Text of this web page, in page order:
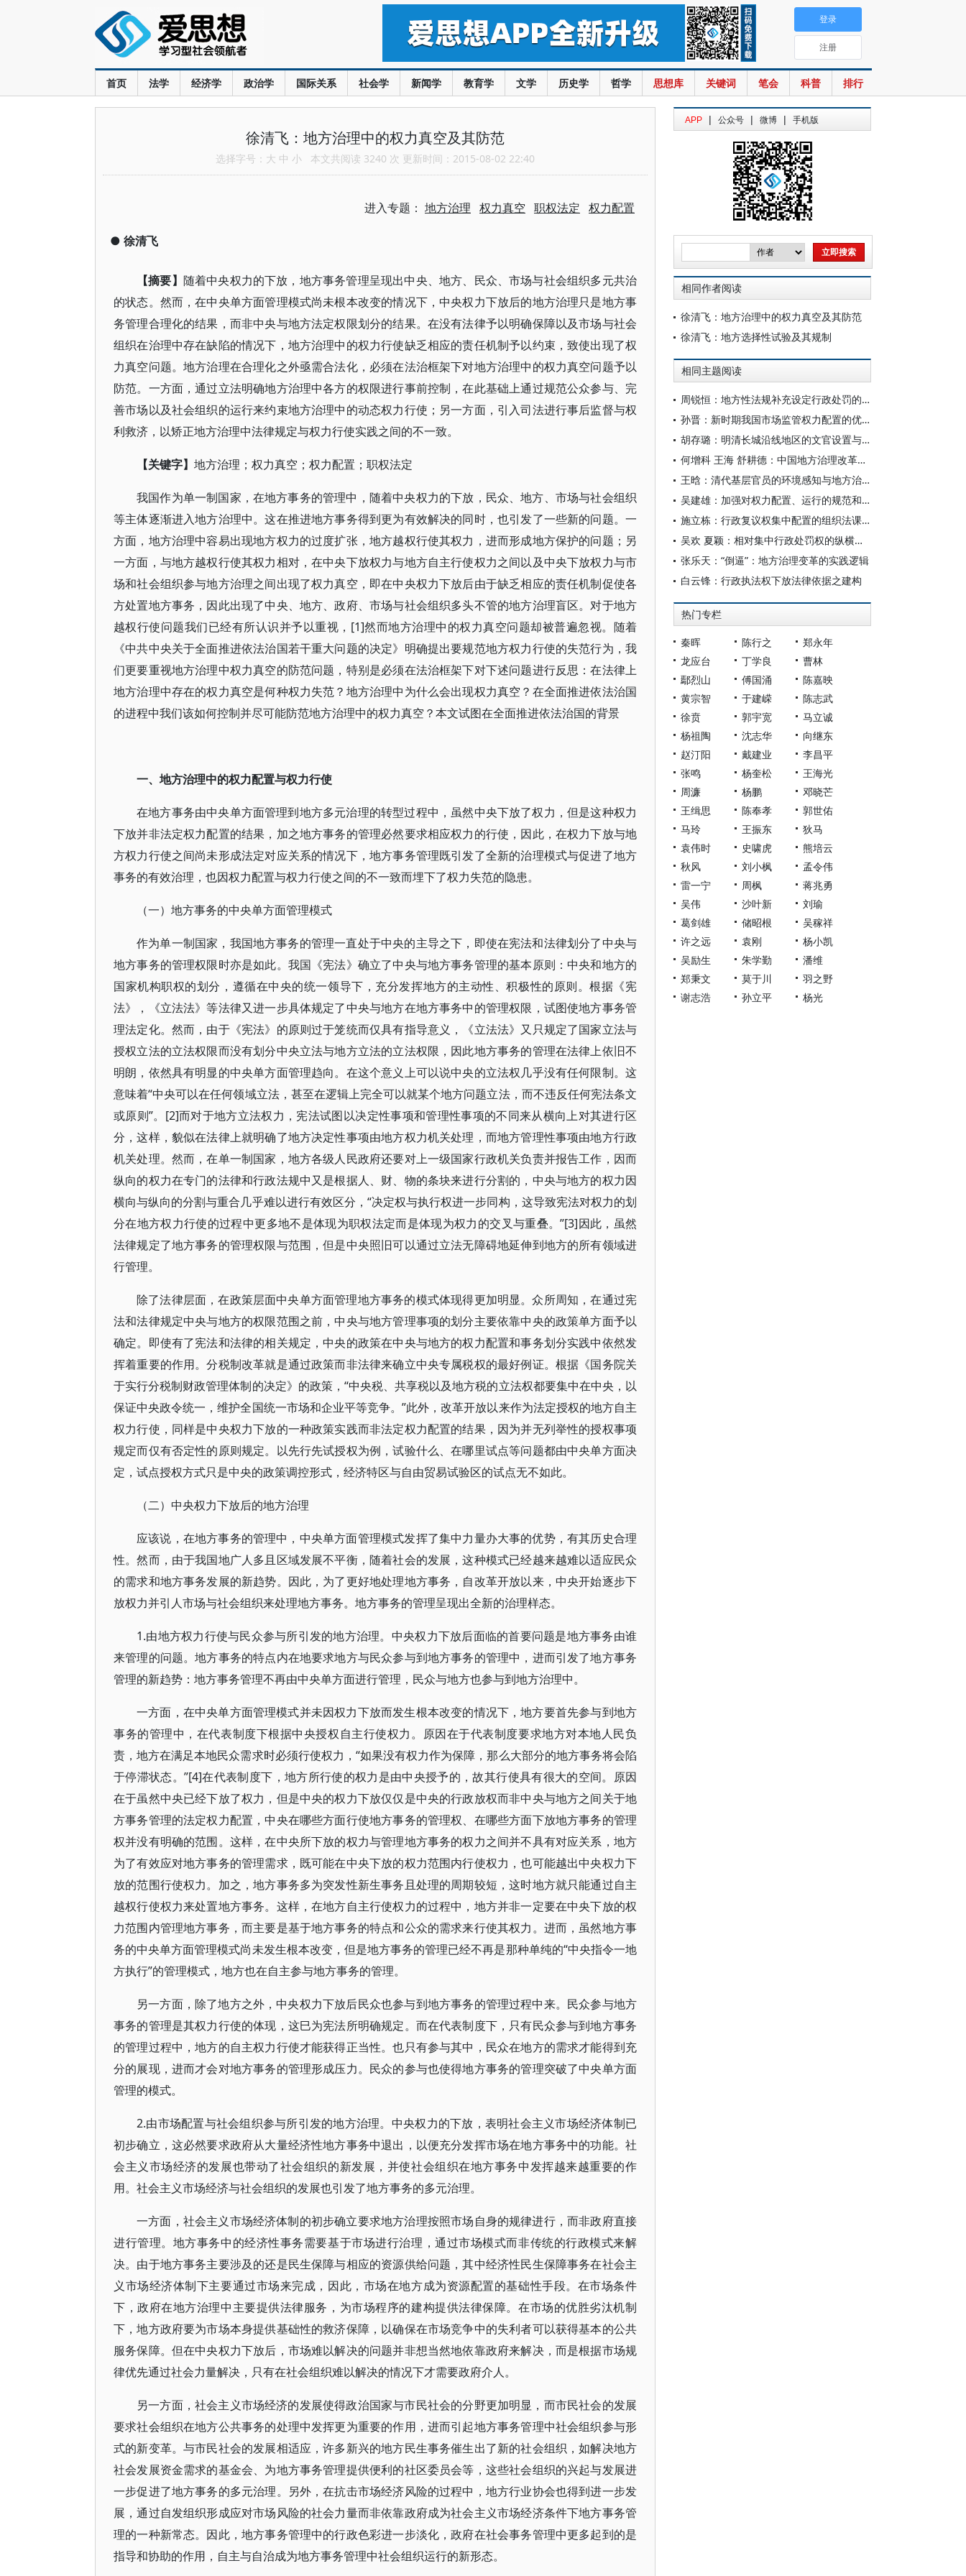
首页 法学 经济学 政治学 国际关系 社会学 新闻学 教育学 文学 历史学 哲学 思想库 关键词 笔会 科普 排行
登录
注册
徐清飞：地方治理中的权力真空及其防范
选择字号： 大 中 小 本文共阅读 3240 次 更新时间：2015-08-02 22:40
进入专题： 地方治理 权力真空 职权法定 权力配置
● 徐清飞
【摘要】 随着中央权力的下放，地方事务管理呈现出中央、地方、民众、市场与社会组织多元共治
的状态。然而，在中央单方面管理模式尚未根本改变的情况下，中央权力下放后的地方治理只是地方事
务管理合理化的结果，而非中央与地方法定权限划分的结果。在没有法律予以明确保障以及市场与社会
组织在治理中存在缺陷的情况下，地方治理中的权力行使缺乏相应的责任机制予以约束，致使出现了权
力真空问题。地方治理在合理化之外亟需合法化，必须在法治框架下对地方治理中的权力真空问题予以
防范。一方面，通过立法明确地方治理中各方的权限进行事前控制，在此基础上通过规范公众参与、完
善市场以及社会组织的运行来约束地方治理中的动态权力行使；另一方面，引入司法进行事后监督与权
利救济，以矫正地方治理中法律规定与权力行使实践之间的不一致。
【关键字】 地方治理；权力真空；权力配置；职权法定
我国作为单一制国家，在地方事务的管理中，随着中央权力的下放，民众、地方、市场与社会组织
等主体逐渐进入地方治理中。这在推进地方事务得到更为有效解决的同时，也引发了一些新的问题。一
方面，地方治理中容易出现地方权力的过度扩张，地方越权行使其权力，进而形成地方保护的问题；另
一方面，与地方越权行使其权力相对，在中央下放权力与地方自主行使权力之间以及中央下放权力与市
场和社会组织参与地方治理之间出现了权力真空，即在中央权力下放后由于缺乏相应的责任机制促使各
方处置地方事务，因此出现了中央、地方、政府、市场与社会组织多头不管的地方治理盲区。对于地方
越权行使问题我们已经有所认识并予以重视，[1]然而地方治理中的权力真空问题却被普遍忽视。随着
《中共中央关于全面推进依法治国若干重大问题的决定》明确提出要规范地方权力行使的失范行为，我
们更要重视地方治理中权力真空的防范问题，特别是必须在法治框架下对下述问题进行反思：在法律上
地方治理中存在的权力真空是何种权力失范？地方治理中为什么会出现权力真空？在全面推进依法治国
的进程中我们该如何控制并尽可能防范地方治理中的权力真空？本文试图在全面推进依法治国的背景
一、地方治理中的权力配置与权力行使
在地方事务由中央单方面管理到地方多元治理的转型过程中，虽然中央下放了权力，但是这种权力
下放并非法定权力配置的结果，加之地方事务的管理必然要求相应权力的行使，因此，在权力下放与地
方权力行使之间尚未形成法定对应关系的情况下，地方事务管理既引发了全新的治理模式与促进了地方
事务的有效治理，也因权力配置与权力行使之间的不一致而埋下了权力失范的隐患。
（一）地方事务的中央单方面管理模式
作为单一制国家，我国地方事务的管理一直处于中央的主导之下，即使在宪法和法律划分了中央与
地方事务的管理权限时亦是如此。我国《宪法》确立了中央与地方事务管理的基本原则：中央和地方的
国家机构职权的划分，遵循在中央的统一领导下，充分发挥地方的主动性、积极性的原则。根据《宪
法》，《立法法》等法律又进一步具体规定了中央与地方在地方事务中的管理权限，试图使地方事务管
理法定化。然而，由于《宪法》的原则过于笼统而仅具有指导意义，《立法法》又只规定了国家立法与
授权立法的立法权限而没有划分中央立法与地方立法的立法权限，因此地方事务的管理在法律上依旧不
明朗，依然具有明显的中央单方面管理趋向。在这个意义上可以说中央的立法权几乎没有任何限制。这
意味着“中央可以在任何领域立法，甚至在逻辑上完全可以就某个地方问题立法，而不违反任何宪法条文
或原则”。[2]而对于地方立法权力，宪法试图以决定性事项和管理性事项的不同来从横向上对其进行区
分，这样，貌似在法律上就明确了地方决定性事项由地方权力机关处理，而地方管理性事项由地方行政
机关处理。然而，在单一制国家，地方各级人民政府还要对上一级国家行政机关负责并报告工作，因而
纵向的权力在专门的法律和行政法规中又是根据人、财、物的条块来进行分割的，中央与地方的权力因
横向与纵向的分割与重合几乎难以进行有效区分，“决定权与执行权进一步同构，这导致宪法对权力的划
分在地方权力行使的过程中更多地不是体现为职权法定而是体现为权力的交叉与重叠。”[3]因此，虽然
法律规定了地方事务的管理权限与范围，但是中央照旧可以通过立法无障碍地延伸到地方的所有领域进
行管理。
除了法律层面，在政策层面中央单方面管理地方事务的模式体现得更加明显。众所周知，在通过宪
法和法律规定中央与地方的权限范围之前，中央与地方管理事项的划分主要依靠中央的政策单方面予以
确定。即使有了宪法和法律的相关规定，中央的政策在中央与地方的权力配置和事务划分实践中依然发
挥着重要的作用。分税制改革就是通过政策而非法律来确立中央专属税权的最好例证。根据《国务院关
于实行分税制财政管理体制的决定》的政策，“中央税、共享税以及地方税的立法权都要集中在中央，以
保证中央政令统一，维护全国统一市场和企业平等竞争。”此外，改革开放以来作为法定授权的地方自主
权力行使，同样是中央权力下放的一种政策实践而非法定权力配置的结果，因为并无列举性的授权事项
规定而仅有否定性的原则规定。以先行先试授权为例，试验什么、在哪里试点等问题都由中央单方面决
定，试点授权方式只是中央的政策调控形式，经济特区与自由贸易试验区的试点无不如此。
（二）中央权力下放后的地方治理
应该说，在地方事务的管理中，中央单方面管理模式发挥了集中力量办大事的优势，有其历史合理
性。然而，由于我国地广人多且区域发展不平衡，随着社会的发展，这种模式已经越来越难以适应民众
的需求和地方事务发展的新趋势。因此，为了更好地处理地方事务，自改革开放以来，中央开始逐步下
放权力并引人市场与社会组织来处理地方事务。地方事务的管理呈现出全新的治理样态。
1.由地方权力行使与民众参与所引发的地方治理。中央权力下放后面临的首要问题是地方事务由谁
来管理的问题。地方事务的特点内在地要求地方与民众参与到地方事务的管理中，进而引发了地方事务
管理的新趋势：地方事务管理不再由中央单方面进行管理，民众与地方也参与到地方治理中。
一方面，在中央单方面管理模式并未因权力下放而发生根本改变的情况下，地方要首先参与到地方
事务的管理中，在代表制度下根据中央授权自主行使权力。原因在于代表制度要求地方对本地人民负
责，地方在满足本地民众需求时必须行使权力，“如果没有权力作为保障，那么大部分的地方事务将会陷
于停滞状态。”[4]在代表制度下，地方所行使的权力是由中央授予的，故其行使具有很大的空间。原因
在于虽然中央已经下放了权力，但是中央的权力下放仅仅是中央的行政放权而非中央与地方之间关于地
方事务管理的法定权力配置，中央在哪些方面行使地方事务的管理权、在哪些方面下放地方事务的管理
权并没有明确的范围。这样，在中央所下放的权力与管理地方事务的权力之间并不具有对应关系，地方
为了有效应对地方事务的管理需求，既可能在中央下放的权力范围内行使权力，也可能越出中央权力下
放的范围行使权力。加之，地方事务多为突发性新生事务且处理的周期较短，这时地方就只能通过自主
越权行使权力来处置地方事务。这样，在地方自主行使权力的过程中，地方并非一定要在中央下放的权
力范围内管理地方事务，而主要是基于地方事务的特点和公众的需求来行使其权力。进而，虽然地方事
务的中央单方面管理模式尚未发生根本改变，但是地方事务的管理已经不再是那种单纯的“中央指令一地
方执行”的管理模式，地方也在自主参与地方事务的管理。
另一方面，除了地方之外，中央权力下放后民众也参与到地方事务的管理过程中来。民众参与地方
事务的管理是其权力行使的体现，这巳为宪法所明确规定。而在代表制度下，只有民众参与到地方事务
的管理过程中，地方的自主权力行使才能获得正当性。也只有参与其中，民众在地方的需求才能得到充
分的展现，进而才会对地方事务的管理形成压力。民众的参与也使得地方事务的管理突破了中央单方面
管理的模式。
2.由市场配置与社会组织参与所引发的地方治理。中央权力的下放，表明社会主义市场经济体制已
初步确立，这必然要求政府从大量经济性地方事务中退出，以便充分发挥市场在地方事务中的功能。社
会主义市场经济的发展也带动了社会组织的新发展，并使社会组织在地方事务中发挥越来越重要的作
用。社会主义市场经济与社会组织的发展也引发了地方事务的多元治理。
一方面，社会主义市场经济体制的初步确立要求地方治理按照市场自身的规律进行，而非政府直接
进行管理。地方事务中的经济性事务需要基于市场进行治理，通过市场模式而非传统的行政模式来解
决。由于地方事务主要涉及的还是民生保障与相应的资源供给问题，其中经济性民生保障事务在社会主
义市场经济体制下主要通过市场来完成，因此，市场在地方成为资源配置的基础性手段。在市场条件
下，政府在地方治理中主要提供法律服务，为市场程序的建构提供法律保障。在市场的优胜劣汰机制
下，地方政府要为市场本身提供基础性的救济保障，以确保在市场竞争中的失利者可以获得基本的公共
服务保障。但在中央权力下放后，市场难以解决的问题并非想当然地依靠政府来解决，而是根据市场规
律优先通过社会力量解决，只有在社会组织难以解决的情况下才需要政府介人。
另一方面，社会主义市场经济的发展使得政治国家与市民社会的分野更加明显，而市民社会的发展
要求社会组织在地方公共事务的处理中发挥更为重要的作用，进而引起地方事务管理中社会组织参与形
式的新变革。与市民社会的发展相适应，许多新兴的地方民生事务催生出了新的社会组织，如解决地方
社会发展资金需求的基金会、为地方事务管理提供便利的社区委员会等，这些社会组织的兴起与发展进
一步促进了地方事务的多元治理。另外，在抗击市场经济风险的过程中，地方行业协会也得到进一步发
展，通过自发组织形成应对市场风险的社会力量而非依靠政府成为社会主义市场经济条件下地方事务管
理的一种新常态。因此，地方事务管理中的行政色彩进一步淡化，政府在社会事务管理中更多起到的是
指导和协助的作用，自主与自治成为地方事务管理中社会组织运行的新形态。
APP | 公众号 | 微博 | 手机版
相同作者阅读
徐清飞：地方治理中的权力真空及其防范
徐清飞：地方选择性试验及其规制
相同主题阅读
周锐恒：地方性法规补充设定行政处罚的合法性判断方法
孙晋：新时期我国市场监管权力配置的优化
胡存璐：明清长城沿线地区的文官设置与地方治理——以山西各路管粮同知、通判为中心
何增科 王海 舒耕德：中国地方治理改革、政治参与和政治合法性初探
王晗：清代基层官员的环境感知与地方治理——以陕北黄土高原为例
吴建雄：加强对权力配置、运行的规范和监督
施立栋：行政复议权集中配置的组织法课题及其展开
吴欢 夏颖：相对集中行政处罚权的纵横配置及其限度
张乐天：“倒逼”：地方治理变革的实践逻辑
白云锋：行政执法权下放法律依据之建构
热门专栏
秦晖 陈行之
郑永年
龙应台
丁学良
曹林
鄢烈山
傅国涌
陈嘉映
黄宗智
于建嵘
陈志武
徐贲
郭宇宽
马立诚
杨祖陶
沈志华
向继东
赵汀阳
戴建业
李昌平
张鸣
杨奎松
王海光
周濂
杨鹏
邓晓芒
王缉思
陈奉孝
郭世佑
马玲
王振东
狄马
袁伟时
史啸虎
熊培云
秋风
刘小枫
孟令伟
雷一宁
周枫
蒋兆勇
吴伟
沙叶新
刘瑜
葛剑雄
储昭根
吴稼祥
许之远
袁刚
杨小凯
吴励生
朱学勤
潘维
郑秉文
莫于川
羽之野
谢志浩
孙立平 杨光